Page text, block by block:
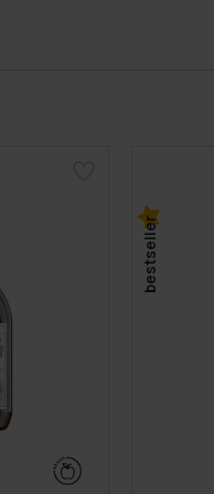
bestseller